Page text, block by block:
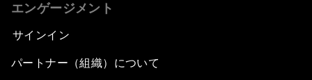
エンゲージメント
サインイン
パートナー（組織）について